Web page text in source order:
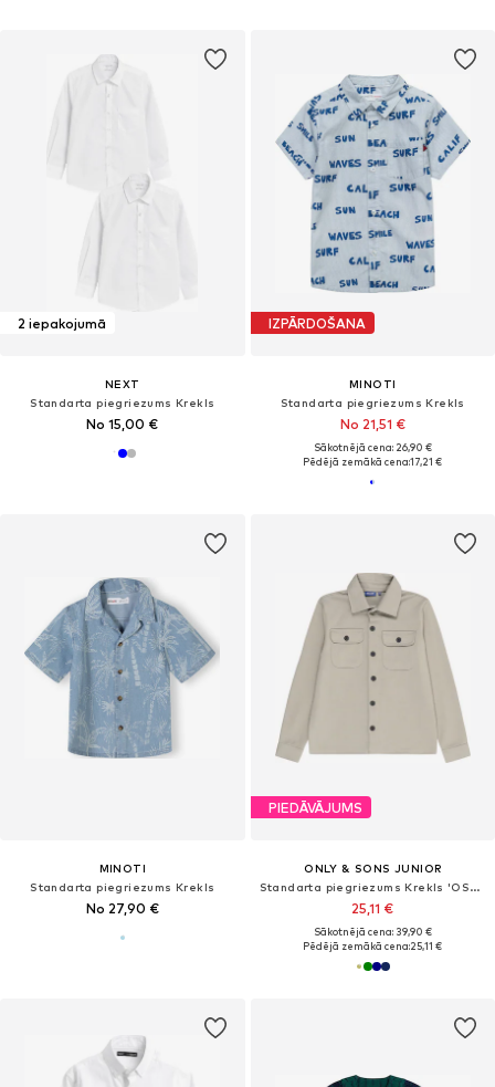
2 iepakojumā
NEXT
Standarta piegriezums Krekls
No 15,00 €
IZPĀRDOŠANA
MINOTI
Standarta piegriezums Krekls
No 21,51 €
Sākotnējā cena: 26,90 €
Pēdējā zemākā cena:17,21 €
MINOTI
Standarta piegriezums Krekls
No 27,90 €
PIEDĀVĀJUMS
ONLY & SONS JUNIOR
Standarta piegriezums Krekls 'OSJNEW KODYL'
25,11 €
Sākotnējā cena: 39,90 €
Pēdējā zemākā cena:25,11 €